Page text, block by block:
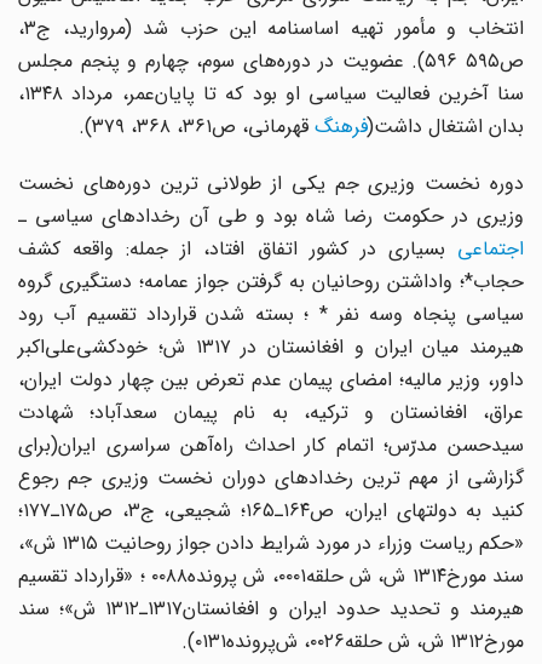
‌انتخاب ‌و مأمور تهیه اساسنامه‌ این ‌حزب ‌شد (مروارید، ج‌۳،
ص‌۵۹۵ ۵۹۶). عضویت‌ در دوره‌های ‌سوم‌، چهارم‌ و پنجم ‌مجلس
‌سنا آخرین ‌فعالیت‌ سیاسی‌ او بود که ‌تا پایان‌عمر، مرداد ۱۳۴۸،
بدان ‌اشتغال‌ داشت‌(فرهنگ‌ قهرمانی‌، ص‌۳۶۱، ۳۶۸، ۳۷۹).
دوره نخست ‌وزیری ‌جم ‌یکی ‌از طولانی‌ ترین ‌دوره‌های ‌نخست
‌وزیری‌ در حکومت رضا شاه‌ بود و طی ‌آن‌ رخدادهای‌ سیاسی ‌ـ
اجتماعی‌بسیاری ‌در کشور اتفاق‌ افتاد، از جمله‌: واقعه کشف‌
حجاب‌*؛ واداشتن‌ روحانیان ‌به‌ گرفتن ‌جواز عمامه‌؛ دستگیری ‌گروه
‌سیاسی ‌پنجاه ‌وسه ‌نفر * ؛ بسته ‌شدن ‌قرارداد تقسیم ‌آب ‌رود
هیرمند میان ‌ایران‌ و افغانستان‌ در ۱۳۱۷ ش‌؛ خودکشی‌علی‌اکبر
داور، وزیر مالیه‌؛ امضای ‌پیمان‌ عدم‌ تعرض‌ بین‌ چهار دولت ‌ایران‌،
عراق‌، افغانستان ‌و ترکیه‌، به ‌نام ‌پیمان ‌سعدآباد؛ شهادت‌
سیدحسن مدرّس‌؛ اتمام‌ کار احداث‌ راه‌آهن‌ سراسری‌ ایران‌(برای
‌گزارشی ‌از مهم‌ ترین‌ رخدادهای‌ دوران ‌نخست‌ وزیری ‌جم‌ رجوع
کنید به دولتهای‌ ایران‌، ص‌۱۶۴ـ۱۶۵؛ شجیعی‌، ج‌۳، ص‌۱۷۵ـ۱۷۷؛
«حکم‌ ریاست ‌وزراء در مورد شرایط ‌دادن‌ جواز روحانیت ۱۳۱۵ ش‌»،
سند مورخ‌۱۳۱۴ ش‌، ش‌ حلقه‌۰۰۰۱، ش‌ پرونده‌۰۰۸۸ ؛ «قرارداد تقسیم‌
هیرمند و تحدید حدود ایران‌ و افغانستان‌۱۳۱۷ـ۱۳۱۲ ش‌»؛ سند
مورخ‌۱۳۱۲ ش‌، ش ‌حلقه‌۰۰۲۶، ش‌پرونده‌۰۱۳۱).